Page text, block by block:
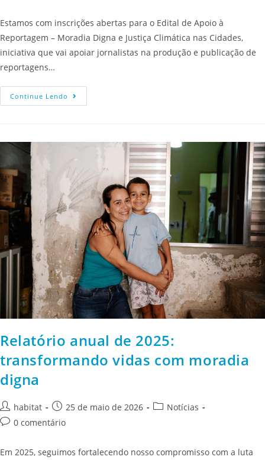
Estamos com inscrições abertas para o Edital de Apoio à
Reportagem – Moradia Digna e Justiça Climática nas Cidades,
iniciativa que vai apoiar jornalistas na produção e publicação de
reportagens…
Continue Lendo
Relatório anual de 2025:
transformando vidas com moradia
digna
habitat 25 de maio de 2026
Notícias
0 comentário
Em 2025, seguimos fortalecendo nosso compromisso com a luta